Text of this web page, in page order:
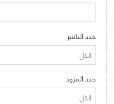
حدد الناشر
الكل
حدد المزود
الكل